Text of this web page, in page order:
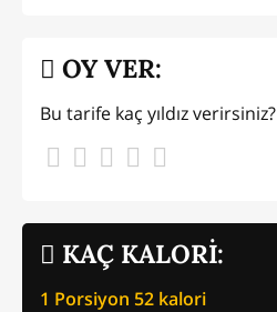
KAÇ KALORİ:
1 Porsiyon 52 kalori
OY VER:
Bu tarife kaç yıldız verirsiniz?